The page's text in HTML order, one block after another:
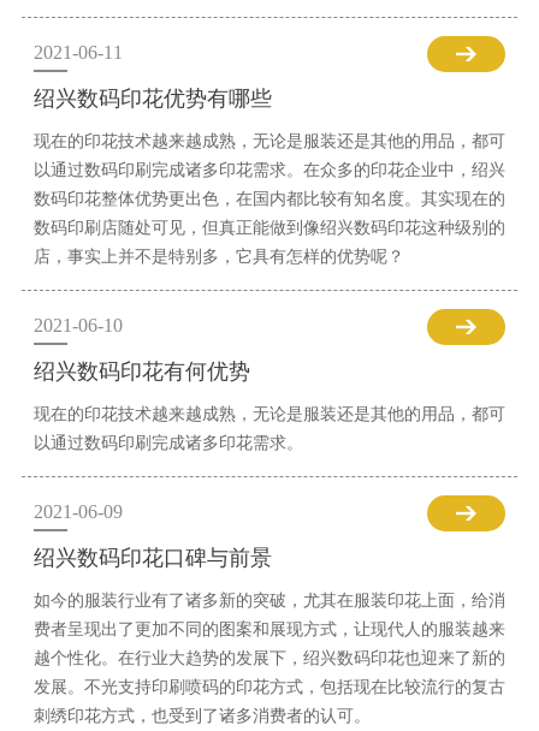
2021-06-11
绍兴数码印花优势有哪些
现在的印花技术越来越成熟，无论是服装还是其他的用品，都可
以通过数码印刷完成诸多印花需求。在众多的印花企业中，绍兴
数码印花整体优势更出色，在国内都比较有知名度。其实现在的
数码印刷店随处可见，但真正能做到像绍兴数码印花这种级别的
店，事实上并不是特别多，它具有怎样的优势呢？
2021-06-10
绍兴数码印花有何优势
现在的印花技术越来越成熟，无论是服装还是其他的用品，都可
以通过数码印刷完成诸多印花需求。
2021-06-09
绍兴数码印花口碑与前景
如今的服装行业有了诸多新的突破，尤其在服装印花上面，给消
费者呈现出了更加不同的图案和展现方式，让现代人的服装越来
越个性化。在行业大趋势的发展下，绍兴数码印花也迎来了新的
发展。不光支持印刷喷码的印花方式，包括现在比较流行的复古
刺绣印花方式，也受到了诸多消费者的认可。